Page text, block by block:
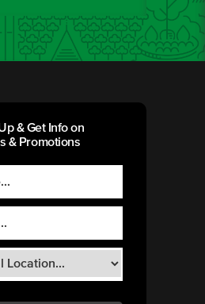
& Get Info on
& Promotions